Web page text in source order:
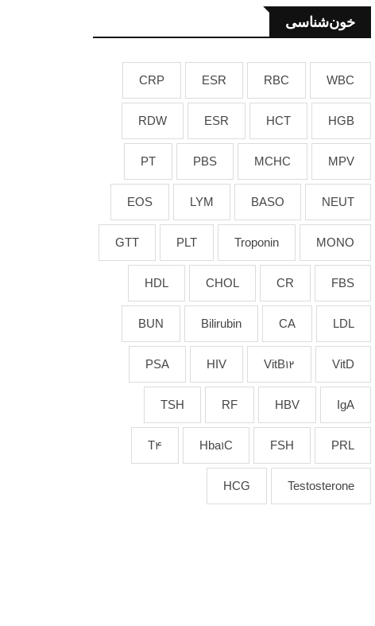
خون‌شناسی
WBC
RBC
ESR
CRP
HGB
HCT
ESR
RDW
MPV
MCHC
PBS
PT
NEUT
BASO
LYM
EOS
MONO
Troponin
PLT
GTT
FBS
CR
CHOL
HDL
LDL
CA
Bilirubin
BUN
VitD
VitB12
HIV
PSA
IgA
HBV
RF
TSH
PRL
FSH
Hba1C
T4
Testosterone
HCG